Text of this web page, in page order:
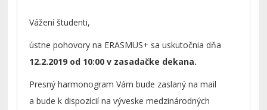
Vážení študenti,
ústne pohovory na ERASMUS+ sa uskutočnia dňa
12.2.2019 od 10:00 v zasadačke dekana.
Presný harmonogram Vám bude zaslaný na mail
a bude k dispozícií na výveske medzinárodných